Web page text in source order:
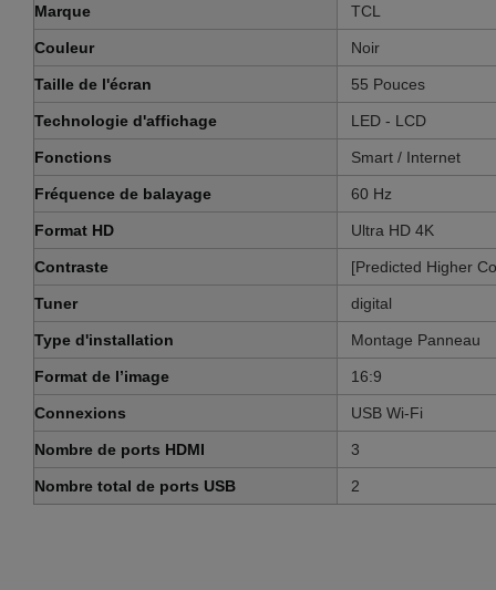
Marque ‎TCL
Couleur ‎Noir
Taille de l'écran ‎55 Pouces
Technologie d'affichage ‎LED - LCD
Fonctions ‎Smart / Internet
Fréquence de balayage ‎60 Hz
Format HD ‎Ultra HD 4K
Contraste ‎[Predicted Higher
Tuner ‎digital
Type d'installation ‎Montage Panneau
Format de l’image ‎16:9
Connexions ‎USB Wi-Fi
Nombre de ports HDMI ‎3
Nombre total de ports USB ‎2